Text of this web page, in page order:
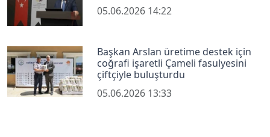
05.06.2026 14:22
Başkan Arslan üretime destek için
coğrafi işaretli Çameli fasulyesini
çiftçiyle buluşturdu
05.06.2026 13:33